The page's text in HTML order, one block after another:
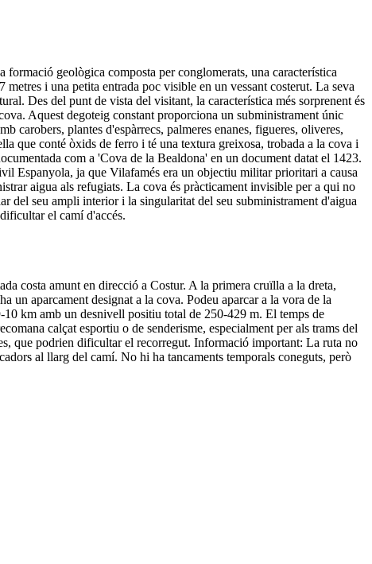
geològica composta per conglomerats, una característica
i una petita entrada poc visible en un vessant costerut. La seva
Des del punt de vista del visitant, la característica més sorprenent és
Aquest degoteig constant proporciona un subministrament únic
carobers, plantes d'espàrrecs, palmeres enanes, figueres, oliveres,
conté òxids de ferro i té una textura greixosa, trobada a la cova i
com a 'Cova de la Bealdona' en un document datat el 1423.
Espanyola, ja que Vilafamés era un objectiu militar prioritari a causa
aigua als refugiats. La cova és pràcticament invisible per a qui no
del seu ampli interior i la singularitat del seu subministrament d'aigua
el camí d'accés.
costa amunt en direcció a Costur. A la primera cruïlla a la dreta,
un aparcament designat a la cova. Podeu aparcar a la vora de la
km amb un desnivell positiu total de 250-429 m. El temps de
calçat esportiu o de senderisme, especialment per als trams del
que podrien dificultar el recorregut. Informació important: La ruta no
al llarg del camí. No hi ha tancaments temporals coneguts, però